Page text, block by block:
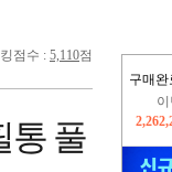
구매완
점수 : 5,110점
통 풀